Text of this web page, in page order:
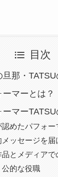
目次
旦那・
マーとは？
マー
めたパフォー
メッセージを届
とメディアで
公的な役職